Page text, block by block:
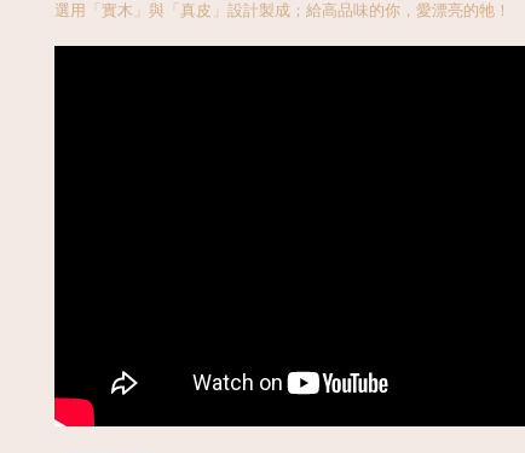
選用「實木」與「真皮」設計製成；給高品味的你，愛漂亮的牠！